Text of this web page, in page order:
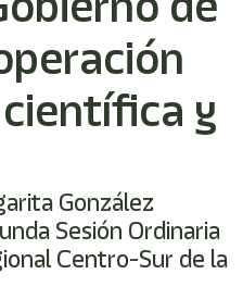
y
González
Sesión Ordinaria
Centro-Sur de la